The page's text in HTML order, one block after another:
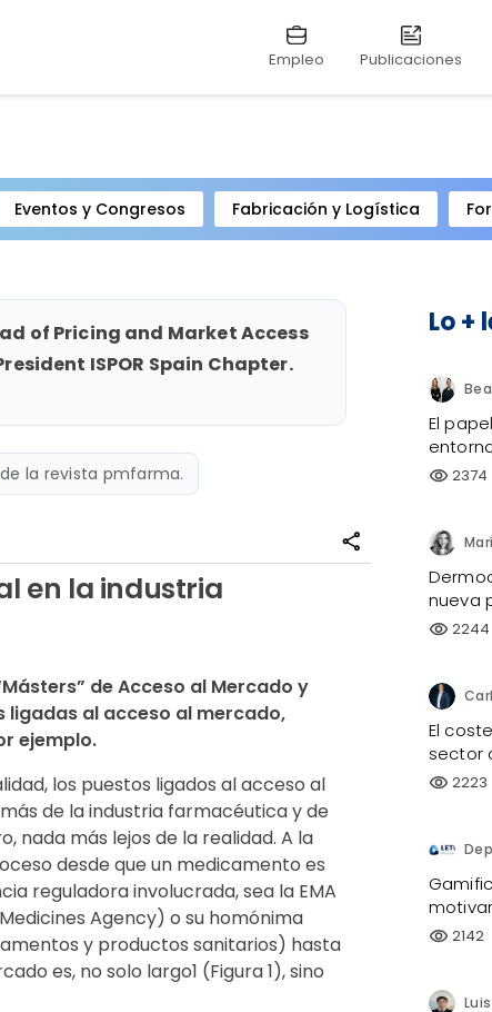
Empleo Publicaciones
Eventos y Congresos Fabricación y Logística
of Pricing and Market Access
ISPOR Spain Chapter.
de la revista pmfarma.
share
en la industria
de Acceso al Mercado y
ligadas al acceso al mercado,
ejemplo.
los puestos ligados al acceso al
de la industria farmacéutica y de
nada más lejos de la realidad. A la
desde que un medicamento es
reguladora involucrada, sea la EMA
Agency) o su homónima
y productos sanitarios) hasta
es, no solo largo1 (Figura 1), sino
Lo +
El
visibility 2374
nueva
visibility 2244
El
sector
visibility 2223
visibility 2142